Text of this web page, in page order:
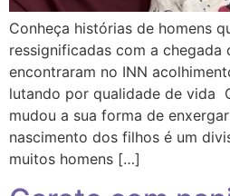
Conheça histórias de homens
ressignificadas com a chegada
encontraram no INN
lutando por qualidade de vida
mudou a sua forma de
nascimento dos filhos é um
muitos homens […]